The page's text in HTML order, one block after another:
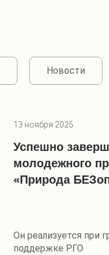
Новости
13 ноября 2025
Успешно
молодежного
«Природа
Он реализуется при
поддержке РГО